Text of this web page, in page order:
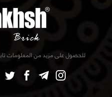
للحصول على مزيد من المعلومات